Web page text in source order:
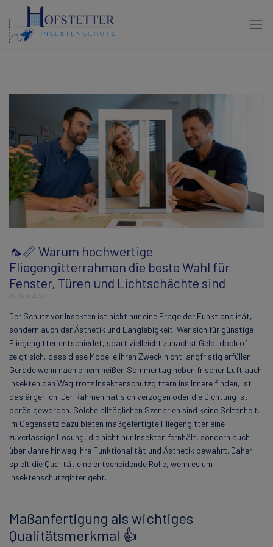
🦟📏 Warum hochwertige
Fliegengitterrahmen die beste Wahl für
Fenster, Türen und Lichtschächte sind
18. Juni 2025
Der Schutz vor Insekten ist nicht nur eine Frage der Funktionalität,
sondern auch der Ästhetik und Langlebigkeit. Wer sich für günstige
Fliegengitter entschiedet, spart vielleicht zunächst Geld, doch oft
zeigt sich, dass diese Modelle ihren Zweck nicht langfristig erfüllen.
Gerade wenn nach einem heißen Sommertag neben frischer Luft auch
Insekten den Weg trotz Insektenschutzgittern ins Innere finden, ist
das ärgerlich. Der Rahmen hat sich verzogen oder die Dichtung ist
porös geworden. Solche alltäglichen Szenarien sind keine Seltenheit.
Im Gegensatz dazu bieten maßgefertigte Fliegengitter eine
zuverlässige Lösung, die nicht nur Insekten fernhält, sondern auch
über Jahre hinweg ihre Funktionalität und Ästhetik bewahrt. Daher
spielt die Qualität eine entscheidende Rolle, wenn es um
Insektenschutzgitter geht.
Maßanfertigung als wichtiges
Qualitätsmerkmal 👍